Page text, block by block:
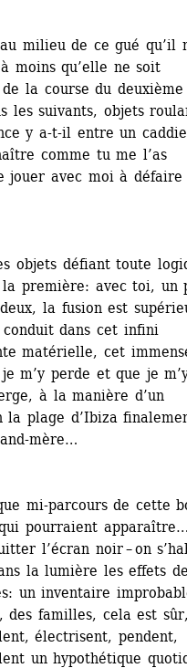
milieu de ce gué qu’il
moins qu’elle ne soit
la course du deuxième
les suivants, objets
y a-t-il entre un
comme tu me l’as
jouer avec moi à
objets défiant toute
la première: avec toi, un
la fusion est
conduit dans cet infini
matérielle, cet
m’y perde et que je
à la manière d’un
la plage d’Ibiza
mère…
mi-parcours de cette
pourraient
l’écran noir – on
la lumière les effets
un inventaire
des familles, cela est
électrisent, pendent,
un hypothétique